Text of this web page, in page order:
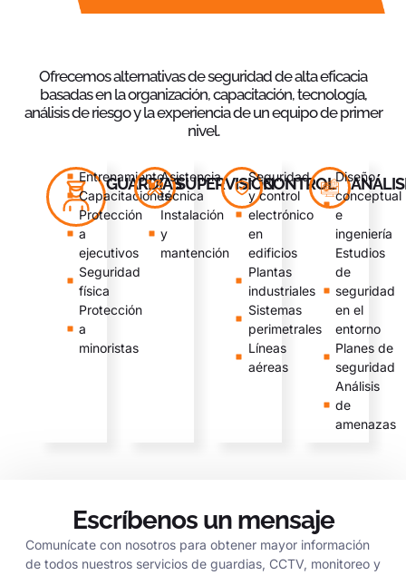
Ofrecemos alternativas de seguridad de alta eficacia
basadas en la organización, capacitación, tecnología,
análisis de riesgo y la experiencia de un equipo de primer
nivel.
GUARDIAS
Entrenamiento
Capacitaciones
Protección
a
ejecutivos
Seguridad
física
Protección
a
minoristas
SUPERVISIÓN
Asistencia
técnica
Instalación
y
mantención
CONTROL
Seguridad
y control
electrónico
en
edificios
Plantas
industriales
Sistemas
perimetrales
Líneas
aéreas
Diseño
conceptual
e
ingeniería
Estudios
de
seguridad
en el
entorno
Planes de
seguridad
Análisis
de
amenazas
Escríbenos un mensaje
Comunícate con nosotros para obtener mayor información
de todos nuestros servicios de guardias, CCTV, monitoreo y